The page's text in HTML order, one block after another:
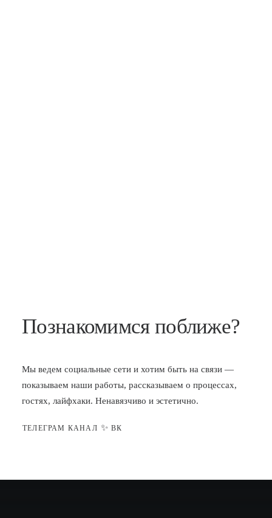
Познакомимся поближе?
Мы ведем социальные сети и хотим быть на связи —
показываем наши работы, рассказываем о процессах,
гостях, лайфхаки. Ненавязчиво и эстетично.
ТЕЛЕГРАМ КАНАЛ ✨ ВК